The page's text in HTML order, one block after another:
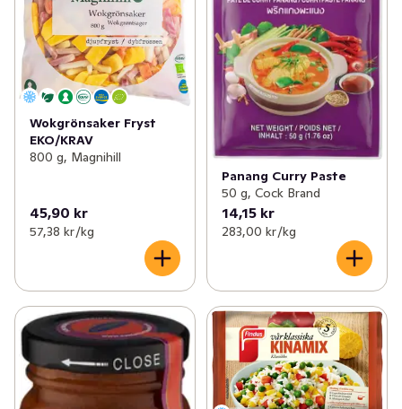
Wokgrönsaker Fryst
EKO/KRAV
800 g, Magnihill
45,90 kr
57,38 kr /kg
Panang Curry Paste
50 g, Cock Brand
14,15 kr
283,00 kr /kg